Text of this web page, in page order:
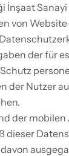
İnşaat
von
der für
der Nutzer
der
dieser